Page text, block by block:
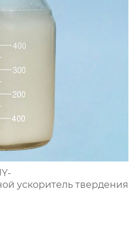
ускоритель твердения